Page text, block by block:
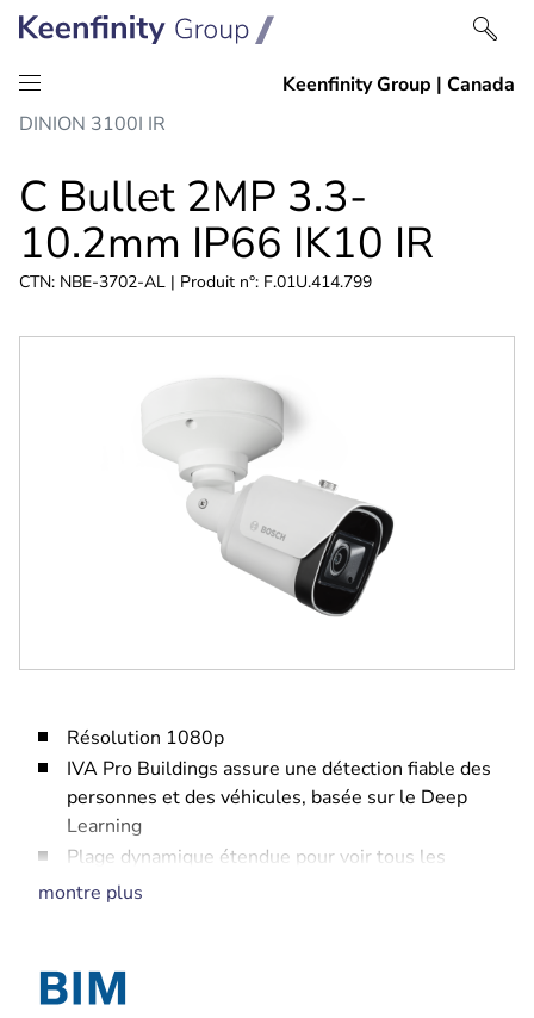
Passer
contenu
Passer
navigation
DINION 3100I IR
C Bullet 2MP 3.3-
10.2mm IP66 IK10 IR
CTN: NBE-3702-AL | Produit n°: F.01U.414.799
Résolution 1080p
IVA Pro Buildings assure une détection fiable des
personnes et des véhicules, basée sur le Deep
Learning
Plage dynamique étendue pour voir tous les
détails des zones sombres et lumineuses de la
(Trusted Platform Module) garantit un niveau de
sécurité maximal pour l’accès aux périphériques
montre plus